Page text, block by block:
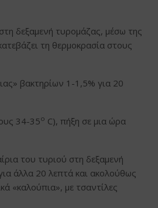
δεξαμενή τυρομάζας, μέσω της
τη θερμοκρασία στους
βακτηρίων 1-1,5% για 20
34-35ο C), πήξη σε μια ώρα
του τυριού στη δεξαμενή
άλλα 20 λεπτά και ακολούθως
«καλούπια», με τσαντίλες